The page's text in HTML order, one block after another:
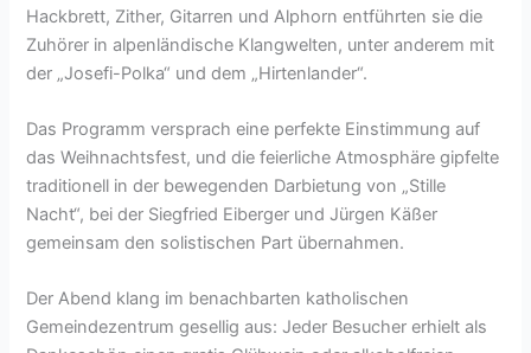
Hackbrett, Zither, Gitarren und Alphorn entführten sie die
Zuhörer in alpenländische Klangwelten, unter anderem mit
der „Josefi-Polka“ und dem „Hirtenlander“.
Das Programm versprach eine perfekte Einstimmung auf
das Weihnachtsfest, und die feierliche Atmosphäre gipfelte
traditionell in der bewegenden Darbietung von „Stille
Nacht“, bei der Siegfried Eiberger und Jürgen Käßer
gemeinsam den solistischen Part übernahmen.
Der Abend klang im benachbarten katholischen
Gemeindezentrum gesellig aus: Jeder Besucher erhielt als